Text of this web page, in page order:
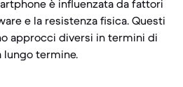
è influenzata da fattori
e la resistenza fisica. Questi
approcci diversi in termini di
lungo termine.